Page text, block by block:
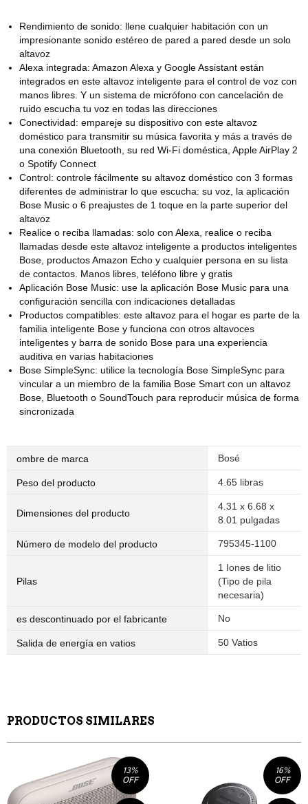
Rendimiento de sonido: llene cualquier habitación con un
impresionante sonido estéreo de pared a pared desde un solo
altavoz
Alexa integrada: Amazon Alexa y Google Assistant están
integrados en este altavoz inteligente para el control de voz con
manos libres. Y un sistema de micrófono con cancelación de
ruido escucha tu voz en todas las direcciones
Conectividad: empareje su dispositivo con este altavoz
doméstico para transmitir su música favorita y más a través de
una conexión Bluetooth, su red Wi-Fi doméstica, Apple AirPlay 2
o Spotify Connect
Control: controle fácilmente su altavoz doméstico con 3 formas
diferentes de administrar lo que escucha: su voz, la aplicación
Bose Music o 6 preajustes de 1 toque en la parte superior del
altavoz
Realice o reciba llamadas: solo con Alexa, realice o reciba
llamadas desde este altavoz inteligente a productos inteligentes
Bose, productos Amazon Echo y cualquier persona en su lista
de contactos. Manos libres, teléfono libre y gratis
Aplicación Bose Music: use la aplicación Bose Music para una
configuración sencilla con indicaciones detalladas
Productos compatibles: este altavoz para el hogar es parte de la
familia inteligente Bose y funciona con otros altavoces
inteligentes y barra de sonido Bose para una experiencia
auditiva en varias habitaciones
Bose SimpleSync: utilice la tecnología Bose SimpleSync para
vincular a un miembro de la familia Bose Smart con un altavoz
Bose, Bluetooth o SoundTouch para reproducir música de forma
sincronizada
ombre de marca ‎Bosé
Peso del producto 4.65 libras
Dimensiones del producto
‎4.31 x 6.68 x
8.01 pulgadas
Número de modelo del producto ‎795345-1100
Pilas
‎1 Iones de litio
(Tipo de pila
necesaria)
es descontinuado por el fabricante ‎No
Salida de energía en vatios ‎50 Vatios
PRODUCTOS SIMILARES
13%
OFF
16%
OFF